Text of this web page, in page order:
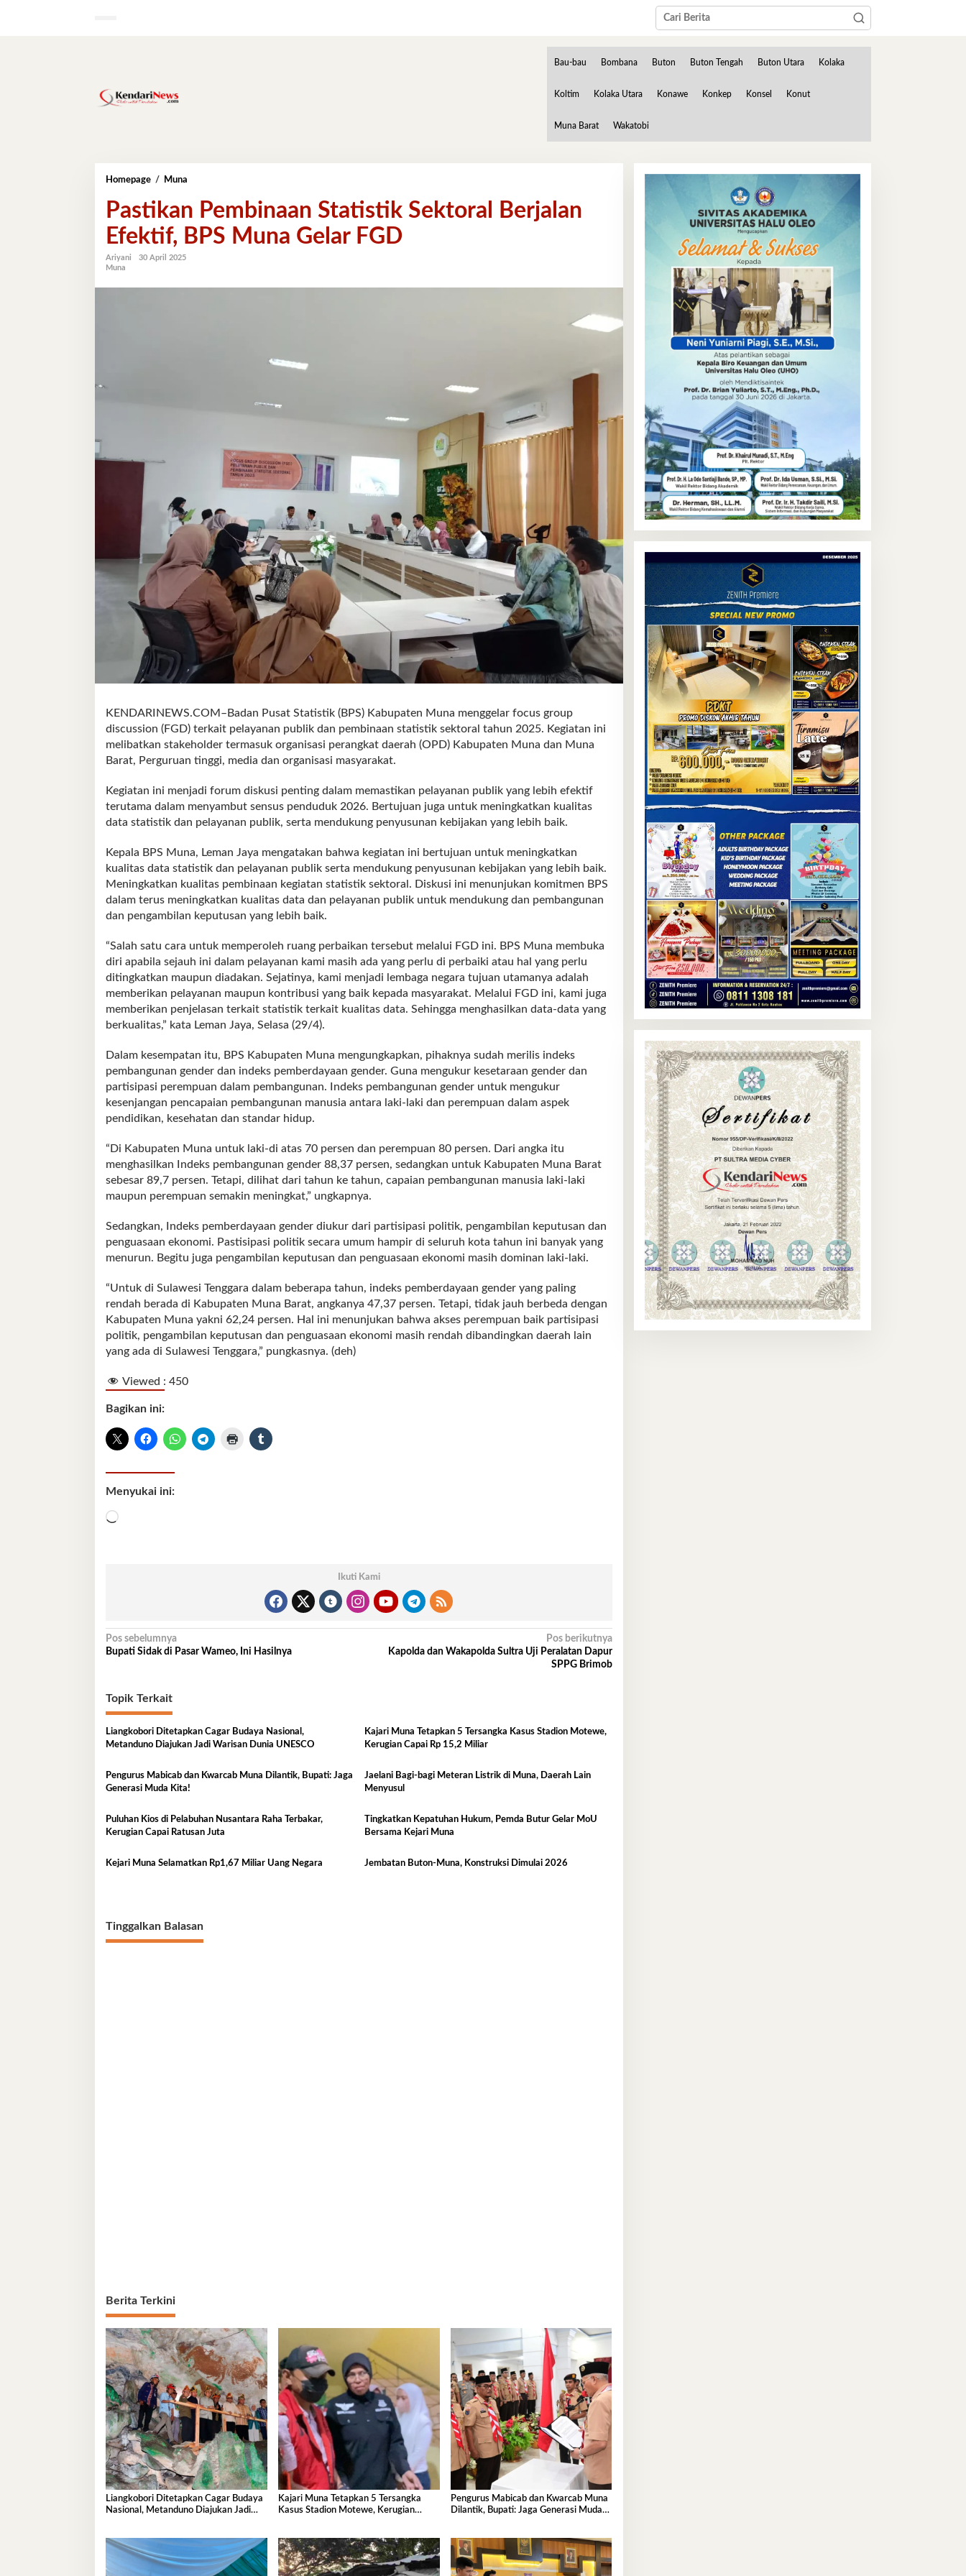
Bau-bau Bombana Buton Buton Tengah Buton Utara Kolaka
Koltim Kolaka Utara Konawe Konkep Konsel Konut
Muna Barat Wakatobi
Homepage / Muna
Statistik
Sektoral
Berjalan
Efektif,
Pastikan Pembinaan Statistik Sektoral Berjalan
Efektif, BPS Muna Gelar FGD
Ariyani
30 April 2025
Muna
KENDARINEWS.COM–Badan Pusat Statistik (BPS) Kabupaten Muna menggelar focus group
discussion (FGD) terkait pelayanan publik dan pembinaan statistik sektoral tahun 2025. Kegiatan ini
melibatkan stakeholder termasuk organisasi perangkat daerah (OPD) Kabupaten Muna dan Muna
Barat, Perguruan tinggi, media dan organisasi masyarakat.
Kegiatan ini menjadi forum diskusi penting dalam memastikan pelayanan publik yang lebih efektif
terutama dalam menyambut sensus penduduk 2026. Bertujuan juga untuk meningkatkan kualitas
data statistik dan pelayanan publik, serta mendukung penyusunan kebijakan yang lebih baik.
Kepala BPS Muna, Leman Jaya mengatakan bahwa kegiatan ini bertujuan untuk meningkatkan
kualitas data statistik dan pelayanan publik serta mendukung penyusunan kebijakan yang lebih baik.
Meningkatkan kualitas pembinaan kegiatan statistik sektoral. Diskusi ini menunjukan komitmen BPS
dalam terus meningkatkan kualitas data dan pelayanan publik untuk mendukung dan pembangunan
dan pengambilan keputusan yang lebih baik.
“Salah satu cara untuk memperoleh ruang perbaikan tersebut melalui FGD ini. BPS Muna membuka
diri apabila sejauh ini dalam pelayanan kami masih ada yang perlu di perbaiki atau hal yang perlu
ditingkatkan maupun diadakan. Sejatinya, kami menjadi lembaga negara tujuan utamanya adalah
memberikan pelayanan maupun kontribusi yang baik kepada masyarakat. Melalui FGD ini, kami juga
memberikan penjelasan terkait statistik terkait kualitas data. Sehingga menghasilkan data-data yang
berkualitas,” kata Leman Jaya, Selasa (29/4).
Dalam kesempatan itu, BPS Kabupaten Muna mengungkapkan, pihaknya sudah merilis indeks
pembangunan gender dan indeks pemberdayaan gender. Guna mengukur kesetaraan gender dan
partisipasi perempuan dalam pembangunan. Indeks pembangunan gender untuk mengukur
kesenjangan pencapaian pembangunan manusia antara laki-laki dan perempuan dalam aspek
pendidikan, kesehatan dan standar hidup.
“Di Kabupaten Muna untuk laki-di atas 70 persen dan perempuan 80 persen. Dari angka itu
menghasilkan Indeks pembangunan gender 88,37 persen, sedangkan untuk Kabupaten Muna Barat
sebesar 89,7 persen. Tetapi, dilihat dari tahun ke tahun, capaian pembangunan manusia laki-laki
maupun perempuan semakin meningkat,” ungkapnya.
Sedangkan, Indeks pemberdayaan gender diukur dari partisipasi politik, pengambilan keputusan dan
penguasaan ekonomi. Pastisipasi politik secara umum hampir di seluruh kota tahun ini banyak yang
menurun. Begitu juga pengambilan keputusan dan penguasaan ekonomi masih dominan laki-laki.
“Untuk di Sulawesi Tenggara dalam beberapa tahun, indeks pemberdayaan gender yang paling
rendah berada di Kabupaten Muna Barat, angkanya 47,37 persen. Tetapi, tidak jauh berbeda dengan
Kabupaten Muna yakni 62,24 persen. Hal ini menunjukan bahwa akses perempuan baik partisipasi
politik, pengambilan keputusan dan penguasaan ekonomi masih rendah dibandingkan daerah lain
yang ada di Sulawesi Tenggara,” pungkasnya. (deh)
Viewed : 450
Bagikan ini:
Menyukai ini:
Memuat...
Ikuti Kami
Navigasi
pos
Pos sebelumnya
Bupati Sidak di Pasar Wameo, Ini Hasilnya
Pos berikutnya
Kapolda dan Wakapolda Sultra Uji Peralatan Dapur
SPPG Brimob
Topik Terkait
Liangkobori Ditetapkan Cagar Budaya Nasional,
Metanduno Diajukan Jadi Warisan Dunia UNESCO
Kajari Muna Tetapkan 5 Tersangka Kasus Stadion Motewe,
Kerugian Capai Rp 15,2 Miliar
Pengurus Mabicab dan Kwarcab Muna Dilantik, Bupati: Jaga
Generasi Muda Kita!
Jaelani Bagi-bagi Meteran Listrik di Muna, Daerah Lain
Menyusul
Puluhan Kios di Pelabuhan Nusantara Raha Terbakar,
Kerugian Capai Ratusan Juta
Tingkatkan Kepatuhan Hukum, Pemda Butur Gelar MoU
Bersama Kejari Muna
Kejari Muna Selamatkan Rp1,67 Miliar Uang Negara Jembatan Buton-Muna, Konstruksi Dimulai 2026
Tinggalkan Balasan
Berita Terkini
Liangkobori Ditetapkan Cagar Budaya
Nasional, Metanduno Diajukan Jadi
Kajari Muna Tetapkan 5 Tersangka
Kasus Stadion Motewe, Kerugian
Pengurus Mabicab dan Kwarcab Muna
Dilantik, Bupati: Jaga Generasi Muda